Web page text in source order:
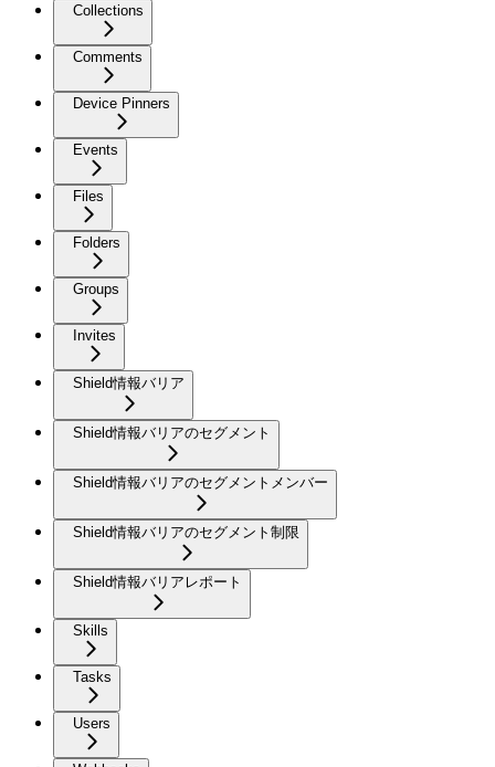
Collections
Comments
Device Pinners
Events
Files
Folders
Groups
Invites
Shield情報バリア
Shield情報バリアのセグメント
Shield情報バリアのセグメントメンバー
Shield情報バリアのセグメント制限
Shield情報バリアレポート
Skills
Tasks
Users